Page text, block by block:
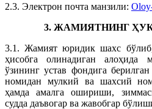
2.3. Электрон почта манзили:
3. ЖАМИЯТНИНГ
3.1. Жамият юридик шахс
ҳисобга олинадиган алоҳида
ўзининг устав фондига
номидан мулкий ва шахсий
ҳамда амалга ошириши,
судда даъвогар ва жавобгар